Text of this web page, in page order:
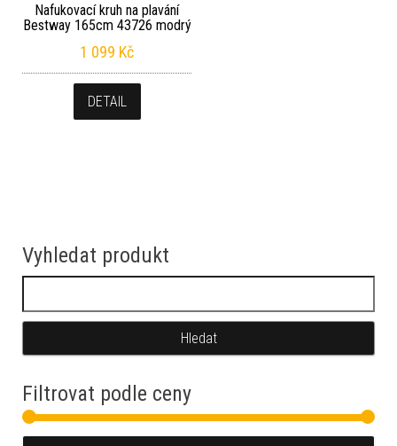
Nafukovací kruh na plavání
Bestway 165cm 43726 modrý
1 099 Kč
DETAIL
Vyhledat produkt
Filtrovat podle ceny